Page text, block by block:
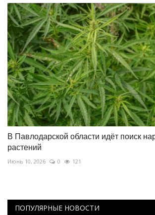
В Павлодарской области идёт поиск
растений
Июнь 10, 2026 0 121
ПОПУЛЯРНЫЕ НОВОСТИ